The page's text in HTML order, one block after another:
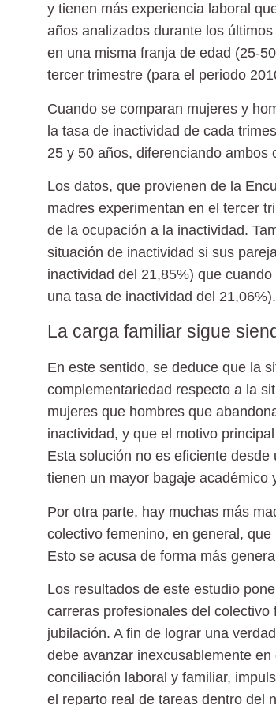
y tienen más experiencia laboral
años analizados durante los
en una misma franja de edad (25-
tercer trimestre (para el periodo
Cuando se comparan mujeres y
la tasa de inactividad de cada
25 y 50 años, diferenciando
Los datos, que provienen de la
madres experimentan en el tercer
de la ocupación a la inactividad.
situación de inactividad si sus
inactividad del 21,85%) que
una tasa de inactividad del 21,06%).
La carga familiar sigue
En este sentido, se deduce que la
complementariedad respecto a la
mujeres que hombres que
inactividad, y que el motivo
Esta solución no es eficiente
tienen un mayor bagaje académico
Por otra parte, hay muchas más
colectivo femenino, en general,
Esto se acusa de forma más
Los resultados de este estudio
carreras profesionales del
jubilación. A fin de lograr una
debe avanzar inexcusablemente
conciliación laboral y familiar,
el reparto real de tareas dentro del